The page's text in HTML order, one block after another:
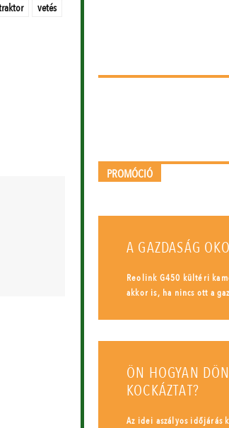
vetés
PROMÓCIÓ
A GAZDASÁG
Reolink G450 kültéri
akkor is, ha nincs ott a
ÖN HOGYAN
KOCKÁZTAT?
Az idei aszályos időjárás